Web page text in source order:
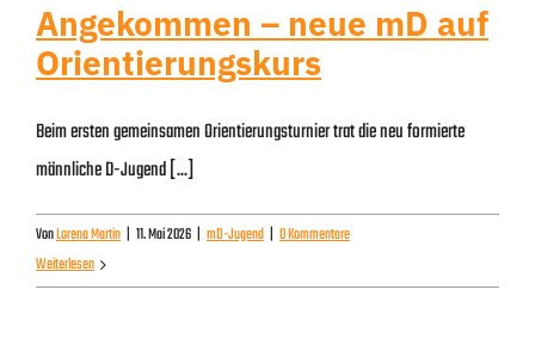
Angekommen – neue mD auf
Orientierungskurs
Beim ersten gemeinsamen Orientierungsturnier trat die neu formierte
männliche D-Jugend [...]
VonLorena Martin | 11. Mai 2026 | mD-Jugend | 0 Kommentare
Weiterlesen